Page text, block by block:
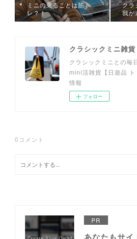
ミニの乗ることは筋ト
レ？！
クラ
我が
クラシックミニとの毎
mini活雑貨【日遊品
情報
フォロー
0 コメント
PR
あなたもサ